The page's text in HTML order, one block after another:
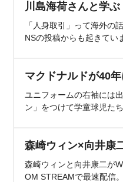
川島海荷さんと学
「人身取引」って海外の
NSの投稿からも起きてい
マクドナルドが40
ユニフォームの右袖には
ン」をつけて学童球児た
森崎ウィン×向井康
森崎ウィンと向井康二が
OM STREAMで最速配信